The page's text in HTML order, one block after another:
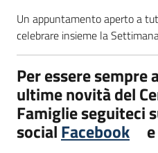
Un appuntamento aperto a
celebrare insieme la
Per essere sempre
ultime novità del
Famiglie seguiteci
socialFacebook e